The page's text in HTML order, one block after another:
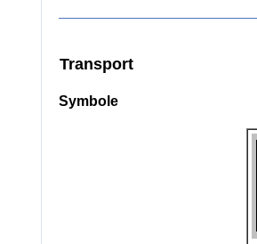
Transport
Symbole